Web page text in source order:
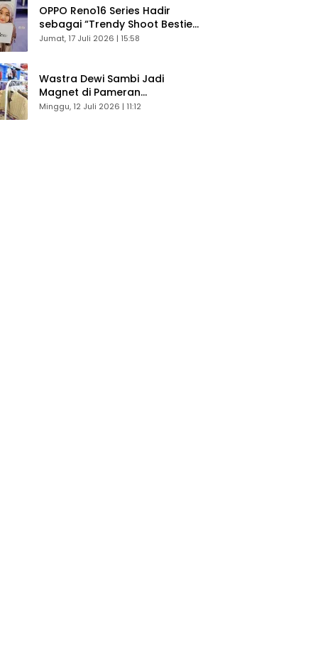
OPPO Reno16 Series Hadir
sebagai “Trendy Shoot Bestie”,
Bikin Konten Kreator Makin
Jumat, 17 Juli 2026 | 15:58
Wastra Dewi Sambi Jadi
Magnet di Pameran
Dekranasda, Banyak Diminati
Minggu, 12 Juli 2026 | 11:12